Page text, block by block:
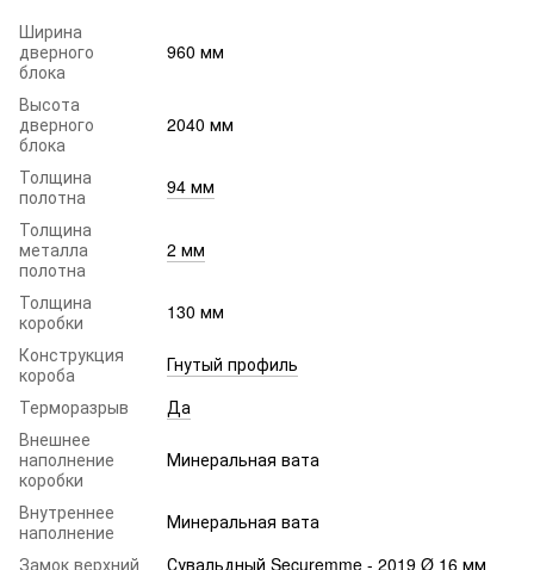
Ширина
дверного
блока
960 мм
Высота
дверного
блока
2040 мм
Толщина
полотна
94 мм
Толщина
металла
полотна
2 мм
Толщина
коробки
130 мм
Конструкция
короба
Гнутый профиль
Терморазрыв
Да
Внешнее
наполнение
коробки
Минеральная вата
Внутреннее
наполнение
Минеральная вата
Замок верхний
Сувальдный Securemme - 2019 Ø 16 мм